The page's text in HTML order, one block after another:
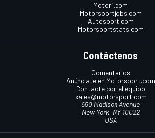
Motor1.com
Motorsportjobs.com
Autosport.com
Motorsportstats.com
Contáctenos
Comentarios
Anúnciate en Motorsport.com
Contacte con el equipo
sales@motorsport.com
650 Madison Avenue
New York, NY 10022
USA